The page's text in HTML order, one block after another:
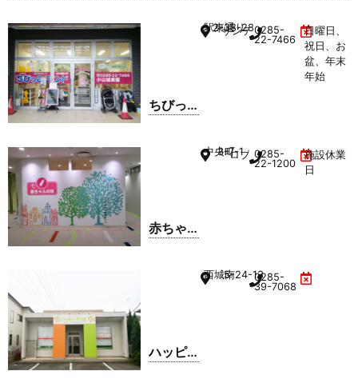
ちびっ
駅東通り
2-38-28
サンデュエル小山駅東通り
0285-
22-7466
日曜日、
祝日、お
盆、年末
年始
赤ちゃ
中央町
3-7-1
ロブレ 5F
0285-
22-1200
施設休業
日
ハッピ
西城南5-24-130285-
39-7068